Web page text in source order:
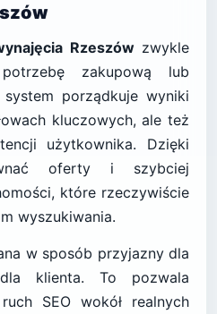
Rzeszówzwykle
zakupową lub
porządkuje wyniki
kluczowych, ale też
użytkownika. Dzięki
oferty i szybciej
które rzeczywiście
wyszukiwania.
w sposób przyjazny dla
klienta. To pozwala
SEO wokół realnych